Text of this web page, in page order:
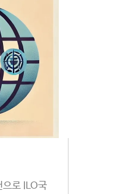
으로 ILO국